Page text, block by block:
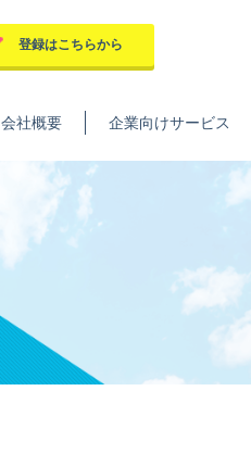
登録はこちらから
会社概要 企業向けサービス